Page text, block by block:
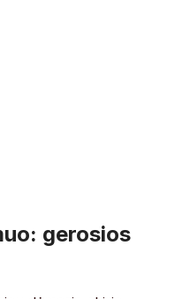
gerosios